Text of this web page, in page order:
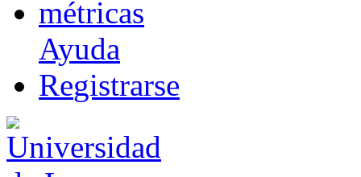
métricas
Ayuda
Registrarse